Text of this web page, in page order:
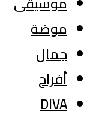
موضة
جمال
أفراح
DIVA